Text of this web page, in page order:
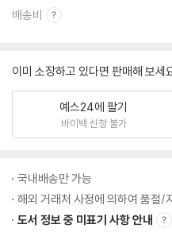
배송비
이미 소장하고 있다면 판매해 보세
예스24에 팔기
바이백 신청 불가
국내배송만 가능
해외 거래처 사정에 의하여 품절/
도서 정보 중 미표기 사항 안내